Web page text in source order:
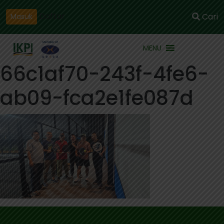
Masuk Cari
MENU
66c1af70-243f-4fe6-
ab09-fca2e1fe087d